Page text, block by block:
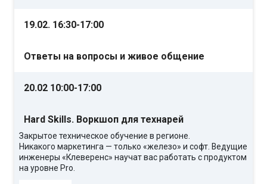
19.02. 16:30-17:00
Ответы на вопросы и живое общение
20.02 10:00-17:00
Hard Skills. Воркшоп для технарей
Закрытое техническое обучение в регионе.
Никакого маркетинга — только «железо» и софт. Ведущие
инженеры «Клеверенс» научат вас работать с продуктом
на уровне Pro.